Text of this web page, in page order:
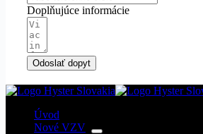
Doplňujúce informácie
Odoslať dopyt
Úvod
Nové VZV